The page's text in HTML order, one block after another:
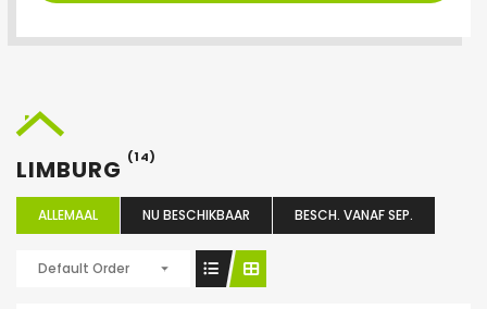
LIMBURG (14)
ALLEMAAL NU BESCHIKBAAR BESCH. VANAF SEP.
Default Order